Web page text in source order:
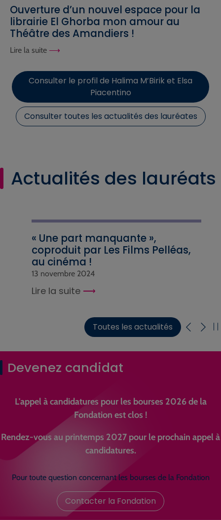
Ouverture d’un nouvel espace pour la
librairie El Ghorba mon amour au
Théâtre des Amandiers !
Lire la suite
Consulter le profil de Halima M’Birik et Elsa
Piacentino
Consulter toutes les actualités des lauréates
Actualités des lauréats
« Une part manquante »,
coproduit par Les Films Pelléas,
au cinéma !
13 novembre 2024
Lire la suite
Toutes les actualités
Devenez candidat
L'appel à candidatures pour les bourses 2026 de la
Fondation est clos !
Rendez-vous au printemps 2027 pour le prochain appel à
candidatures.
Pour toute question concernant les bourses de la Fondation
Contacter la Fondation